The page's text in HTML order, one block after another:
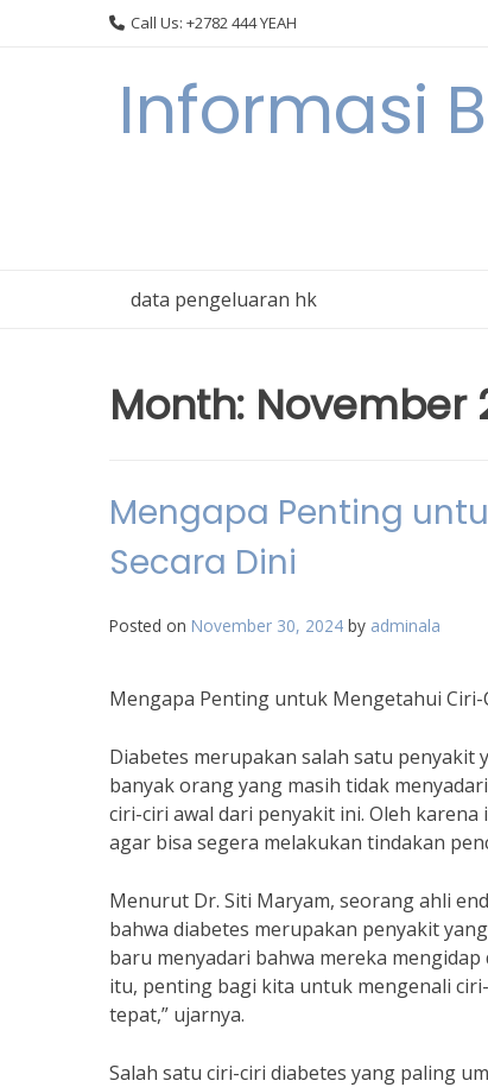
Call Us: +2782 444 YEAH
Informasi
data pengeluaran hk
Month: November
Mengapa Penting
Secara Dini
Posted on November 30, 2024 by adminala
Mengapa Penting untuk Mengetahui Ciri-
Diabetes merupakan salah satu penyakit
banyak orang yang masih tidak
ciri-ciri awal dari penyakit ini. Oleh
agar bisa segera melakukan tindakan
Menurut Dr. Siti Maryam, seorang ahli
bahwa diabetes merupakan penyakit
baru menyadari bahwa mereka
itu, penting bagi kita untuk mengenali
tepat,” ujarnya.
Salah satu ciri-ciri diabetes yang paling